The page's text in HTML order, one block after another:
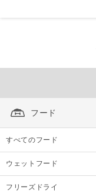
フード
すべてのフード
ウェットフード
フリーズドライ